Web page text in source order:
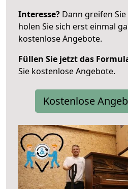
Interesse? Dann greifen
holen Sie sich erst einmal
kostenlose Angebote.
Füllen Sie jetzt das
Sie kostenlose Angebote.
Kostenlose